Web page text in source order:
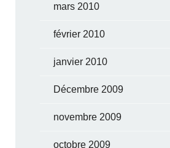
mars 2010
février 2010
janvier 2010
Décembre 2009
novembre 2009
octobre 2009